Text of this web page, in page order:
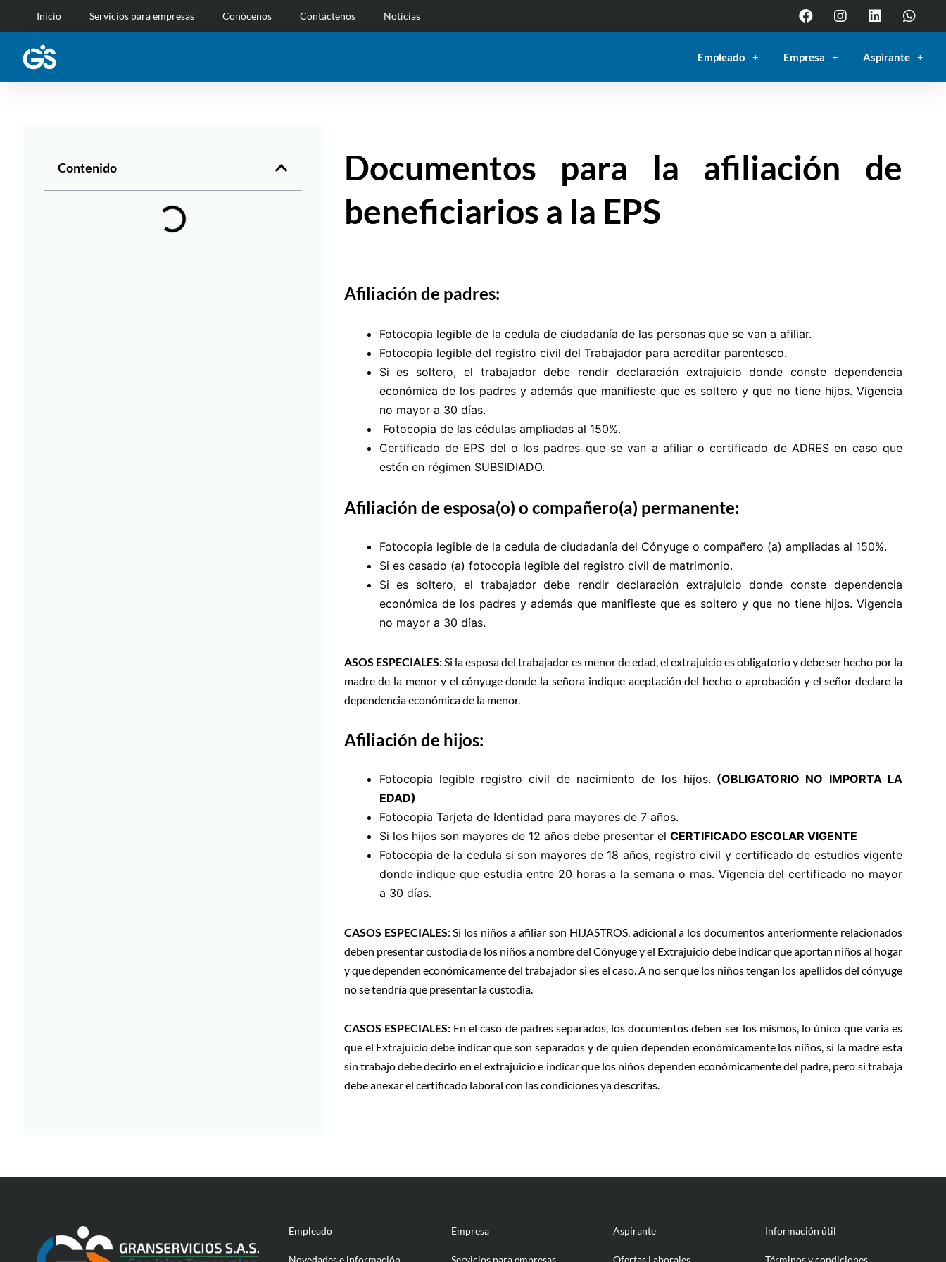
Inicio Servicios para empresas Conócenos Contáctenos Noticias
Empleado Empresa Aspirante
Contenido
Documentos para la afiliación de
beneficiarios a la EPS
Afiliación de padres:
Fotocopia legible de la cedula de ciudadanía de las personas que se van a afiliar.
Fotocopia legible del registro civil del Trabajador para acreditar parentesco.
Si es soltero, el trabajador debe rendir declaración extrajuicio donde conste dependencia
económica de los padres y además que manifieste que es soltero y que no tiene hijos. Vigencia
no mayor a 30 días.
Fotocopia de las cédulas ampliadas al 150%.
Certificado de EPS del o los padres que se van a afiliar o certificado de ADRES en caso que
estén en régimen SUBSIDIADO.
Afiliación de esposa(o) o compañero(a) permanente:
Fotocopia legible de la cedula de ciudadanía del Cónyuge o compañero (a) ampliadas al 150%.
Si es casado (a) fotocopia legible del registro civil de matrimonio.
Si es soltero, el trabajador debe rendir declaración extrajuicio donde conste dependencia
económica de los padres y además que manifieste que es soltero y que no tiene hijos. Vigencia
no mayor a 30 días.
ASOS ESPECIALES:Si la esposa del trabajador es menor de edad, el extrajuicio es obligatorio y debe ser hecho por la
madre de la menor y el cónyuge donde la señora indique aceptación del hecho o aprobación y el señor declare la
dependencia económica de la menor.
Afiliación de hijos:
Fotocopia legible registro civil de nacimiento de los hijos. (OBLIGATORIO NO IMPORTA LA
EDAD)
Fotocopia Tarjeta de Identidad para mayores de 7 años.
Si los hijos son mayores de 12 años debe presentar el CERTIFICADO ESCOLAR VIGENTE
Fotocopia de la cedula si son mayores de 18 años, registro civil y certificado de estudios vigente
donde indique que estudia entre 20 horas a la semana o mas. Vigencia del certificado no mayor
a 30 días.
CASOS ESPECIALES: Si los niños a afiliar son HIJASTROS, adicional a los documentos anteriormente relacionados
deben presentar custodia de los niños a nombre del Cónyuge y el Extrajuicio debe indicar que aportan niños al hogar
y que dependen económicamente del trabajador si es el caso. A no ser que los niños tengan los apellidos del cónyuge
no se tendría que presentar la custodia.
CASOS ESPECIALES:En el caso de padres separados, los documentos deben ser los mismos, lo único que varia es
que el Extrajuicio debe indicar que son separados y de quien dependen económicamente los niños, si la madre esta
sin trabajo debe decirlo en el extrajuicio e indicar que los niños dependen económicamente del padre, pero si trabaja
debe anexar el certificado laboral con las condiciones ya descritas.
Empleado
Novedades e información
Empresa
Servicios para empresas
Aspirante
Ofertas Laborales
Información útil
Términos y condiciones